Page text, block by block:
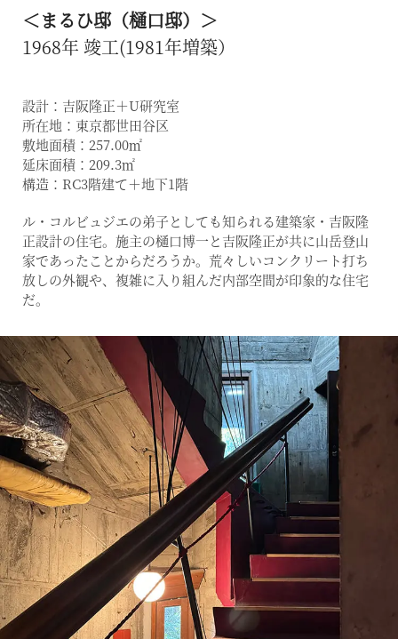
＜まるひ邸（樋口邸）＞
1968年 竣工(1981年増築）
設計：吉阪隆正＋U研究室
所在地：東京都世田谷区
敷地面積：257.00㎡
延床面積：209.3㎡
構造：RC3階建て＋地下1階
ル・コルビュジエの弟子としても知られる建築家・吉阪隆
正設計の住宅。施主の樋口博一と吉阪隆正が共に山岳登山
家であったことからだろうか。荒々しいコンクリート打ち
放しの外観や、複雑に入り組んだ内部空間が印象的な住宅
だ。